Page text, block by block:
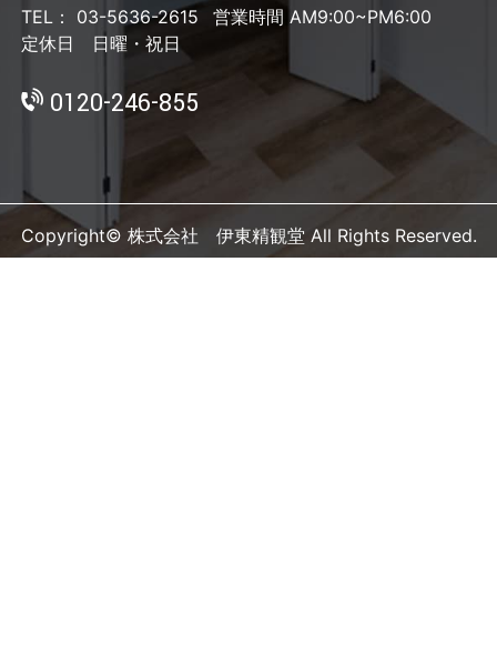
TEL： 03-5636-2615
営業時間 AM9:00~PM6:00
定休日 日曜・祝日
0120-246-855
Copyright© 株式会社 伊東精観堂 All Rights Reserved.